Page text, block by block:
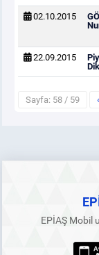
02.10.2015
22.09.2015
Sayfa: 58 / 59
EPİAŞ Mobil